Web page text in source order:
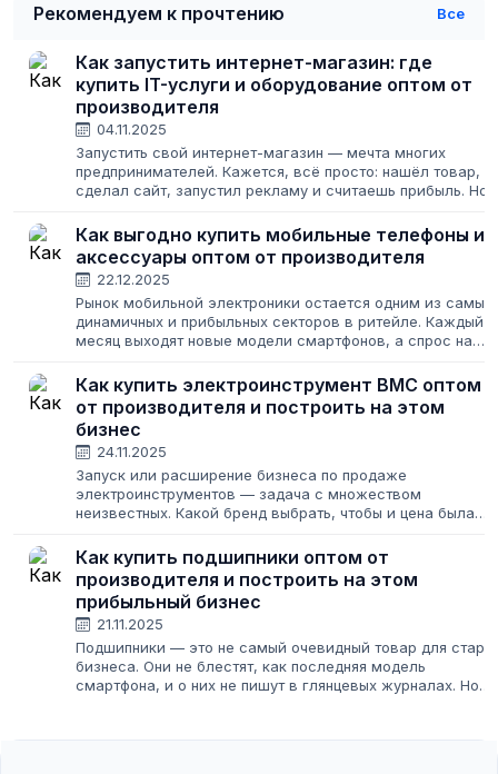
Рекомендуем к прочтению Все
Как запустить интернет-магазин: где
купить IT-услуги и оборудование оптом от
производителя
04.11.2025
Запустить свой интернет-магазин — мечта многих
предпринимателей. Кажется, всё просто: нашёл товар,
сделал сайт, запустил рекламу и считаешь прибыль. Но
бизнеса, будь то одежда интернет магазин...
Как выгодно купить мобильные телефоны и
аксессуары оптом от производителя
22.12.2025
Рынок мобильной электроники остается одним из самых
динамичных и прибыльных секторов в ритейле. Каждый
месяц выходят новые модели смартфонов, а спрос на
планирует запустить свой бизнес...
Как купить электроинструмент BMC оптом
от производителя и построить на этом
бизнес
24.11.2025
Запуск или расширение бизнеса по продаже
электроинструментов — задача с множеством
неизвестных. Какой бренд выбрать, чтобы и цена была
Один из интересных вариантов на рынке — продукция...
Как купить подшипники оптом от
производителя и построить на этом
прибыльный бизнес
21.11.2025
Подшипники — это не самый очевидный товар для
бизнеса. Они не блестят, как последняя модель
смартфона, и о них не пишут в глянцевых журналах. Но